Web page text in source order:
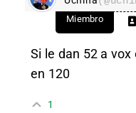
Miembro
Si le dan 52 a
en 120
1